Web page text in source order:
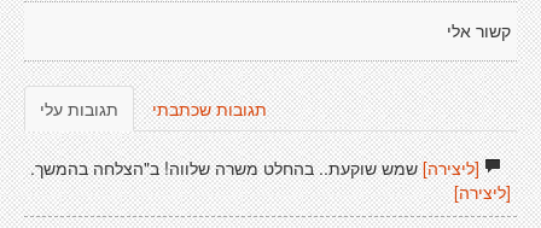
קשור אלי
תגובות עלי תגובות שכתבתי
[ליצירה]שמש שוקעת.. בהחלט משרה שלווה! ב"הצלחה בהמשך.
[ליצירה]